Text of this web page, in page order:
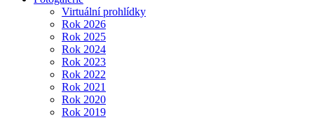
Virtuální prohlídky
Rok 2026
Rok 2025
Rok 2024
Rok 2023
Rok 2022
Rok 2021
Rok 2020
Rok 2019